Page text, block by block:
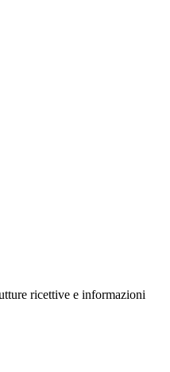
ricettive e informazioni